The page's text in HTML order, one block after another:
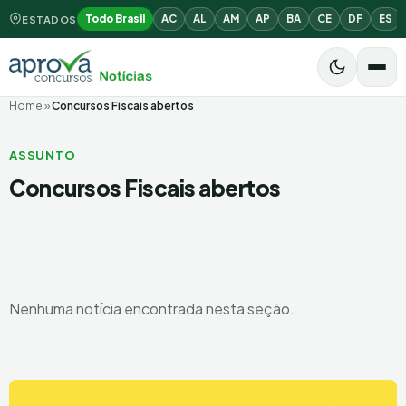
ESTADOS Todo Brasil AC AL AM AP BA CE DF ES
Home »Concursos Fiscais abertos
ASSUNTO
Concursos Fiscais abertos
Nenhuma notícia encontrada nesta seção.